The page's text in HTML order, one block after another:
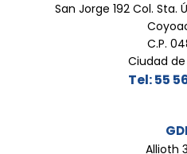
San Jorge 192 Col. Sta.
C.P.
Ciudad
Tel: 55
Allioth